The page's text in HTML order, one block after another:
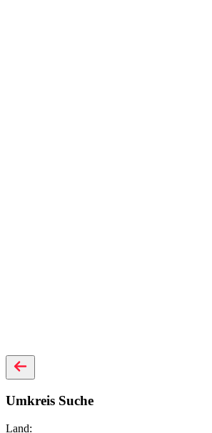
Umkreis Suche
Land: